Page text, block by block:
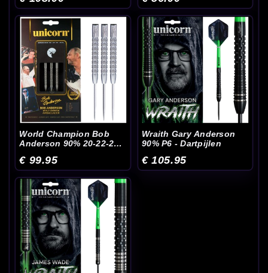
World Champion Bob
Anderson 90% 20-22-24
€ 99.95
Wraith Gary Anderson
90% P6 - Dartpijlen
€ 105.95